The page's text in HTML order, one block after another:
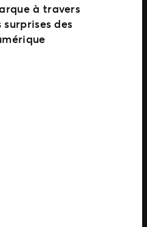
à travers
des